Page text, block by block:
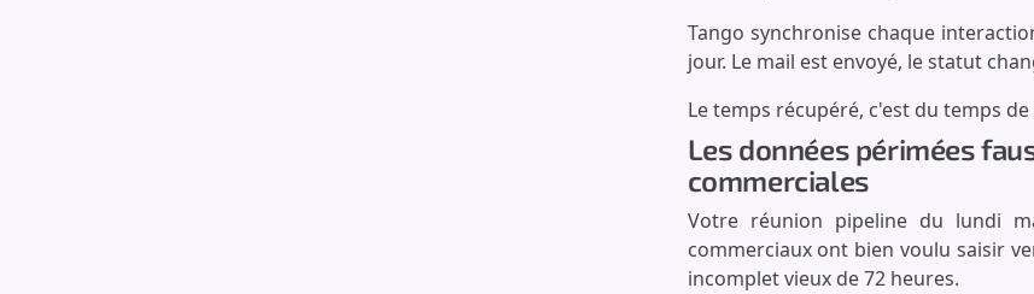
Tango synchronise chaque
jour. Le mail est envoyé, le statut
Le temps récupéré, c'est du temps
Les données périmées
commerciales
Votre réunion pipeline du lundi
commerciaux ont bien voulu saisir
incomplet vieux de 72 heures.